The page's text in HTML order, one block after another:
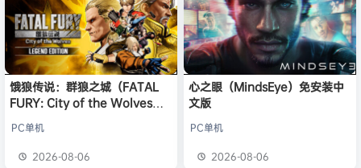
饿狼传说：群狼之城（FATAL
FURY: City of the Wolves）
PC单机
2026-08-06
心之眼（MindsEye）免安装中
文版
PC单机
2026-08-06